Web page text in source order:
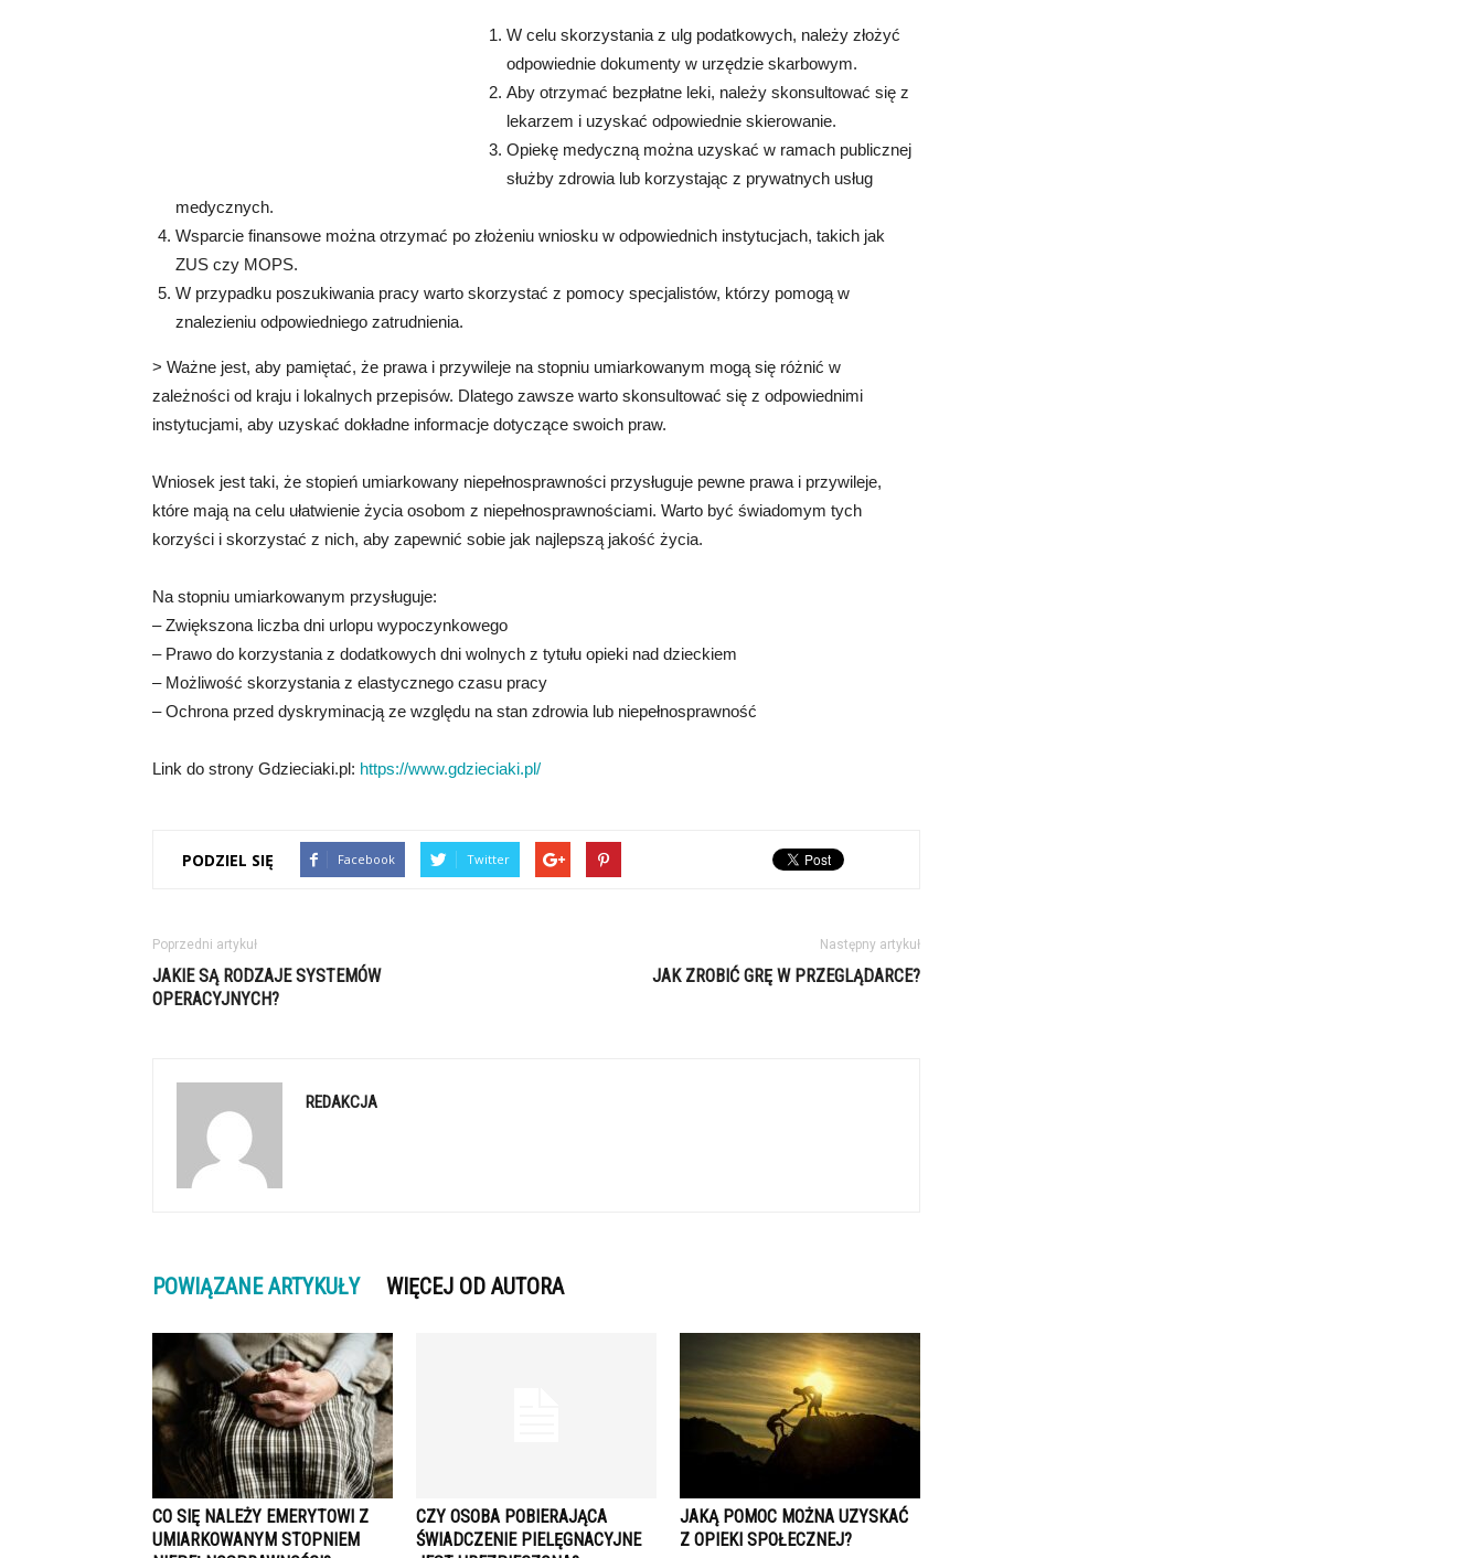
W celu skorzystania z ulg podatkowych, należy złożyć
odpowiednie dokumenty w urzędzie skarbowym.
Aby otrzymać bezpłatne leki, należy skonsultować się z
lekarzem i uzyskać odpowiednie skierowanie.
Opiekę medyczną można uzyskać w ramach publicznej
służby zdrowia lub korzystając z prywatnych usług
medycznych.
Wsparcie finansowe można otrzymać po złożeniu wniosku w odpowiednich instytucjach, takich jak
ZUS czy MOPS.
W przypadku poszukiwania pracy warto skorzystać z pomocy specjalistów, którzy pomogą w
znalezieniu odpowiedniego zatrudnienia.
> Ważne jest, aby pamiętać, że prawa i przywileje na stopniu umiarkowanym mogą się różnić w
zależności od kraju i lokalnych przepisów. Dlatego zawsze warto skonsultować się z odpowiednimi
instytucjami, aby uzyskać dokładne informacje dotyczące swoich praw.
Wniosek jest taki, że stopień umiarkowany niepełnosprawności przysługuje pewne prawa i przywileje,
które mają na celu ułatwienie życia osobom z niepełnosprawnościami. Warto być świadomym tych
korzyści i skorzystać z nich, aby zapewnić sobie jak najlepszą jakość życia.
Na stopniu umiarkowanym przysługuje:
– Zwiększona liczba dni urlopu wypoczynkowego
– Prawo do korzystania z dodatkowych dni wolnych z tytułu opieki nad dzieckiem
– Możliwość skorzystania z elastycznego czasu pracy
– Ochrona przed dyskryminacją ze względu na stan zdrowia lub niepełnosprawność
Link do strony Gdzieciaki.pl: https://www.gdzieciaki.pl/
PODZIEL SIĘ Facebook Twitter
Poprzedni artykuł
JAKIE SĄ RODZAJE SYSTEMÓW
OPERACYJNYCH?
Następny artykuł
JAK ZROBIĆ GRĘ W PRZEGLĄDARCE?
REDAKCJA
POWIĄZANE ARTYKUŁY WIĘCEJ OD AUTORA
CO SIĘ NALEŻY EMERYTOWI Z
UMIARKOWANYM STOPNIEM
CZY OSOBA POBIERAJĄCA
ŚWIADCZENIE PIELĘGNACYJNE
JAKĄ POMOC MOŻNA UZYSKAĆ
Z OPIEKI SPOŁECZNEJ?